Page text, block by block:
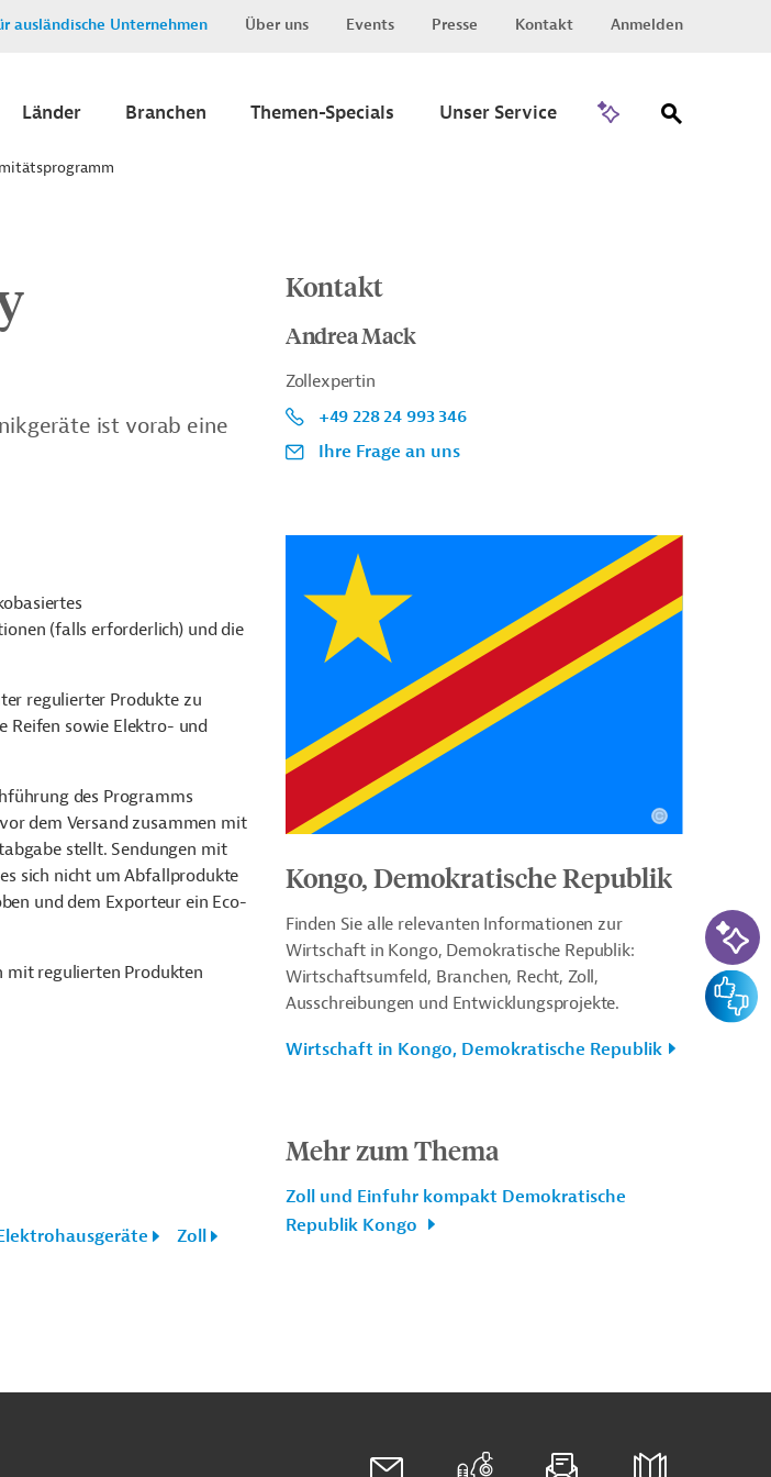
ausländische Unternehmen Über uns Events Presse Kontakt Anmelden
Länder Branchen Themen-Specials Unser Service
ist vorab eine
(falls erforderlich) und die
regulierter Produkte zu
Reifen sowie Elektro- und
des Programms
dem Versand zusammen mit
stellt. Sendungen mit
sich nicht um Abfallprodukte
und dem Exporteur ein Eco-
mit regulierten Produkten
Zoll
Kontakt
Andrea Mack
Zollexpertin
+49 228 24 993 346
Ihre Frage an uns
Kongo, Demokratische Republik
Finden Sie alle relevanten Informationen zur
Wirtschaft in Kongo, Demokratische Republik:
Wirtschaftsumfeld, Branchen, Recht, Zoll,
Ausschreibungen und Entwicklungsprojekte.
Wirtschaft in Kongo, Demokratische Republik
Mehr zum Thema
Zoll und Einfuhr kompakt Demokratische
Republik Kongo
KI-